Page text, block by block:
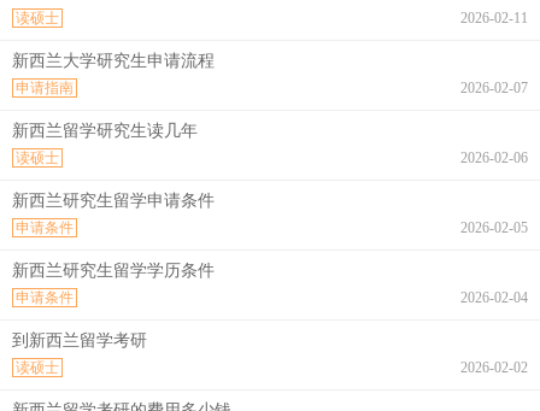
2026-02-11
读硕士
新西兰大学研究生申请流程
2026-02-07
申请指南
新西兰留学研究生读几年
2026-02-06
读硕士
新西兰研究生留学申请条件
2026-02-05
申请条件
新西兰研究生留学学历条件
2026-02-04
申请条件
到新西兰留学考研
2026-02-02
读硕士